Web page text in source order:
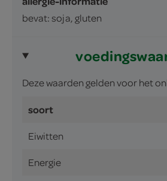
bevat: soja, gluten
Deze waarden gelden voor het
soort
Eiwitten
Energie